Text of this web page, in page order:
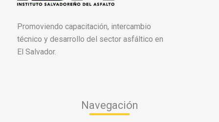
Promoviendo capacitación, intercambio
técnico y desarrollo del sector asfáltico en
El Salvador.
Navegación